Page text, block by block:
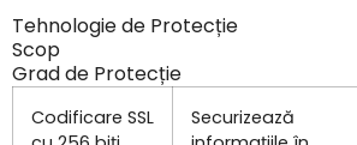
Tehnologie de Protecție
Scop
Grad de Protecție
Codificare SSL
Securizează